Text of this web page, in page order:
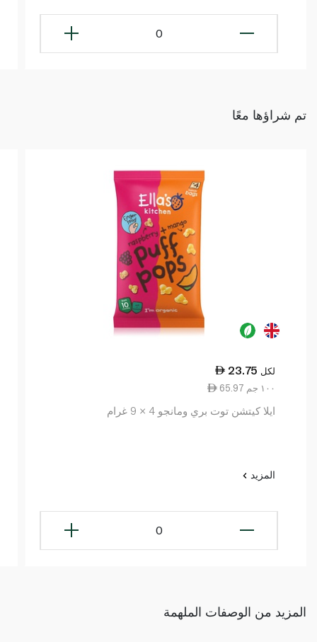
0
تم شراؤها معًا
23.75 لكل
65.97 ١٠٠ جم
ايلا كيتشن توت بري ومانجو 4 × 9 غرام
المزيد
0
المزيد من الوصفات الملهمة